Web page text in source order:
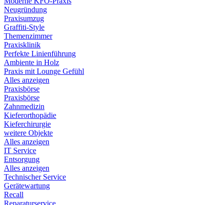
Neugründung
Praxisumzug
Graffiti-Style
Themenzimmer
Praxisklinik
Perfekte Linienführung
Ambiente in Holz
Praxis mit Lounge Gefühl
Alles anzeigen
Praxisbörse
Praxisbörse
Zahnmedizin
Kieferorthopädie
Kieferchirurgie
weitere Objekte
Alles anzeigen
IT Service
Entsorgung
Alles anzeigen
Technischer Service
Gerätewartung
Recall
Reparaturservice